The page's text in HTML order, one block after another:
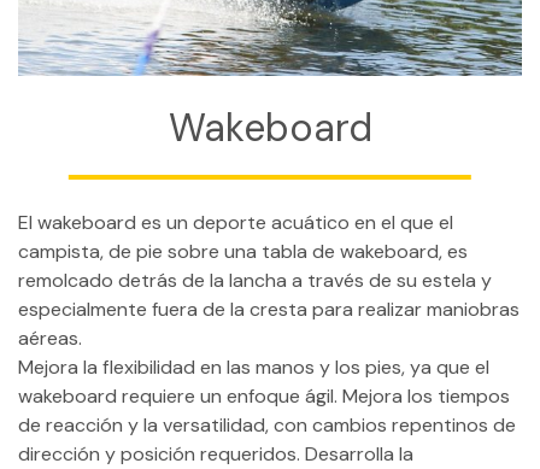
(954) 654-0395 / (954) 995-1416
Wakeboard
El wakeboard es un deporte acuático en el que el
campista, de pie sobre una tabla de wakeboard, es
remolcado detrás de la lancha a través de su estela y
especialmente fuera de la cresta para realizar maniobras
aéreas.
Mejora la flexibilidad en las manos y los pies, ya que el
wakeboard requiere un enfoque ágil. Mejora los tiempos
de reacción y la versatilidad, con cambios repentinos de
dirección y posición requeridos. Desarrolla la